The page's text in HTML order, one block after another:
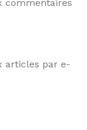
commentaires
articles par e-